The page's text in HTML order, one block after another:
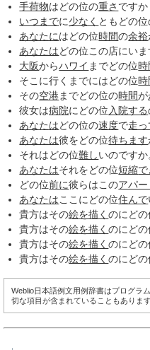
手荷物はどの位の重さ ですか
いつまでに少なく ともどの
あなたにはどの位時間の余裕
あなたはどの位この店にいま
大阪からハワイ までどの位時
そこに行くまでにはどの位時
その空港までどの位の時間が
彼女は病院にどの位 入院する
あなたはどの位の速度で走っ
あなたは彼をどの位待ちます
それはどの位難しいのですか
あなたはそれをどの位短縮
どの位前に彼らはこのアパ
あなたはここにどの位住んで
貴方はその絵を描くのにど
貴方はその絵を描くのにど
貴方はその絵を描くのにど
貴方はその絵を描くのにど
Weblio日本語例文用例辞書はプログラ
切な項目が含まれていることもありま